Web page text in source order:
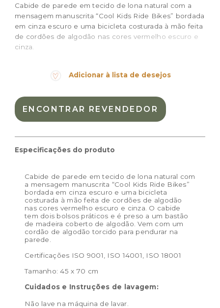
Cabide de parede em tecido de lona natural com a
mensagem manuscrita “Cool Kids Ride Bikes” bordada
em cinza escuro e uma bicicleta costurada à mão feita
de cordões de algodão nas cores vermelho escuro e
cinza.
Materiais: Algodão natural
Peso: 0.500kg
Adicionar à lista de desejos
ENCONTRAR REVENDEDOR
Especificações do produto
Cabide de parede em tecido de lona natural com
a mensagem manuscrita “Cool Kids Ride Bikes”
bordada em cinza escuro e uma bicicleta
costurada à mão feita de cordões de algodão
nas cores vermelho escuro e cinza. O cabide
tem dois bolsos práticos e é preso a um bastão
de madeira coberto de algodão. Vem com um
cordão de algodão torcido para pendurar na
parede.
Certificações ISO 9001, ISO 14001, ISO 18001
Tamanho: 45 x 70 cm
Cuidados e Instruções de lavagem:
Não lave na máquina de lavar.